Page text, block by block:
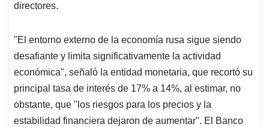
directores.
"El entorno externo de la economía rusa sigue siendo
desafiante y limita significativamente la actividad
económica", señaló la entidad monetaria, que recortó su
principal tasa de interés de 17% a 14%, al estimar, no
obstante, que "los riesgos para los precios y la
estabilidad financiera dejaron de aumentar". El Banco